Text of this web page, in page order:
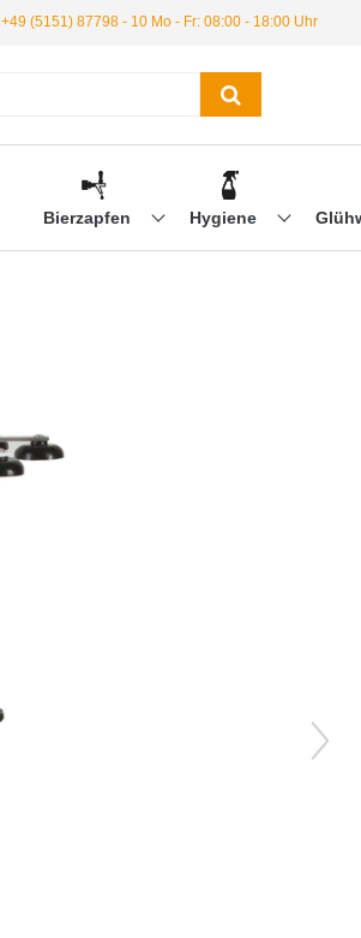
+49 (5151) 87798 - 10 Mo - Fr: 08:00 - 18:00 Uhr
Bierzapfen Hygiene